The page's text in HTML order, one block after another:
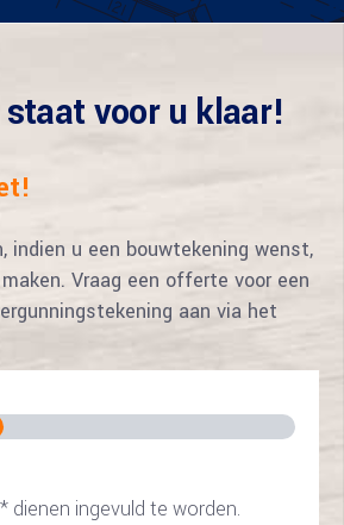
voor u klaar!
indien u een bouwtekening wenst,
Vraag een offerte voor een
aan via het
dienen ingevuld te worden.